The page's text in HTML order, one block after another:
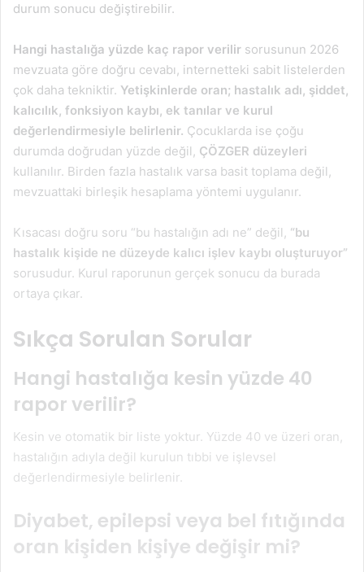
durum sonucu değiştirebilir.
Hangi hastalığa yüzde kaç rapor verilir sorusunun 2026
mevzuata göre doğru cevabı, internetteki sabit listelerden
çok daha tekniktir. Yetişkinlerde oran; hastalık adı, şiddet,
kalıcılık, fonksiyon kaybı, ek tanılar ve kurul
değerlendirmesiyle belirlenir. Çocuklarda ise çoğu
durumda doğrudan yüzde değil, ÇÖZGER düzeyleri
kullanılır. Birden fazla hastalık varsa basit toplama değil,
mevzuattaki birleşik hesaplama yöntemi uygulanır.
Kısacası doğru soru “bu hastalığın adı ne” değil, “bu
hastalık kişide ne düzeyde kalıcı işlev kaybı oluşturuyor”
sorusudur. Kurul raporunun gerçek sonucu da burada
ortaya çıkar.
Sıkça Sorulan Sorular
Hangi hastalığa kesin yüzde 40
rapor verilir?
Kesin ve otomatik bir liste yoktur. Yüzde 40 ve üzeri oran,
hastalığın adıyla değil kurulun tıbbi ve işlevsel
değerlendirmesiyle belirlenir.
Diyabet, epilepsi veya bel fıtığında
oran kişiden kişiye değişir mi?